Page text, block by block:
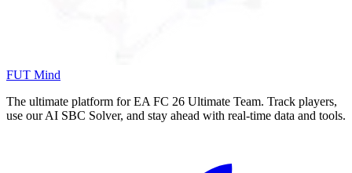
FUT Mind
The ultimate platform for EA FC 26 Ultimate Team. Track players,
use our AI SBC Solver, and stay ahead with real-time data and tools.